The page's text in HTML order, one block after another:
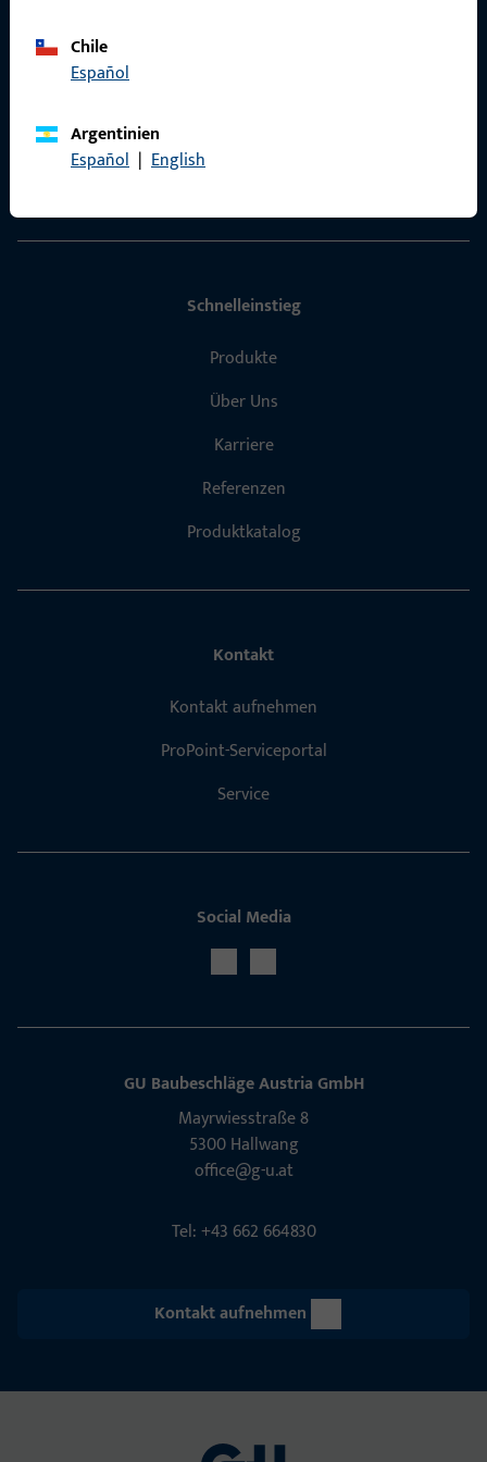
Chile
Español
Argentinien
Español | English
Schnelleinstieg
Produkte
Über Uns
Karriere
Referenzen
Produktkatalog
Kontakt
Kontakt aufnehmen
ProPoint-Serviceportal
Service
Social Media
GU Baubeschläge Aus­tria GmbH
Mayrwies­straße 8
5300 Hall­wang
office@g-u.at
Tel: +43 662 664830
Kontakt aufnehmen